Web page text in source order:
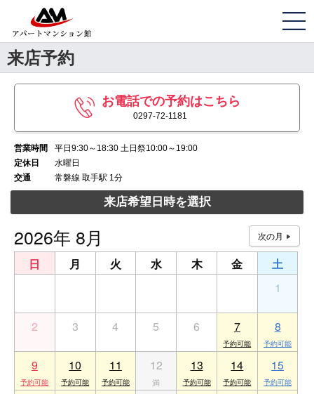
来店予約
お電話での予約はこちら
0297-72-1181
営業時間
平日9:30～18:30 土日祭10:00～19:00
定休日
水曜日
交通
常磐線 取手駅 1分
来店希望日時を選択
2026年 8月
日 月 火 水 木 金
土
1
2 3 4 5 6 7 8
9 10 11 12 13 14 15